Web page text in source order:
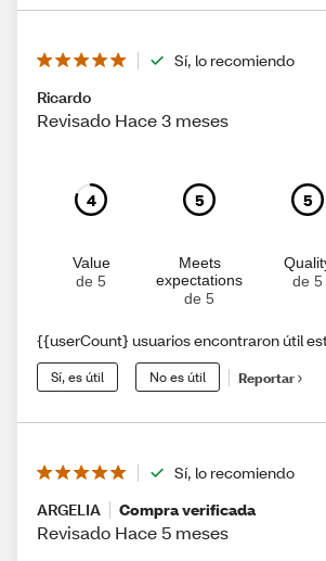
Sí, lo recomiendo
Ricardo
Revisado Hace 3 meses
4
Value
de 5
5
Meets
expectations
de 5
5
de 5
{{userCount} usuarios encontraron útil
Sí, es útil No es útil Reportar
Sí, lo recomiendo
ARGELIA
Compra verificada
Revisado Hace 5 meses